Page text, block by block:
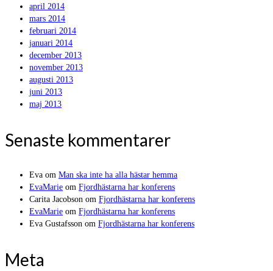
april 2014
mars 2014
februari 2014
januari 2014
december 2013
november 2013
augusti 2013
juni 2013
maj 2013
Senaste kommentarer
Eva om Man ska inte ha alla hästar hemma
EvaMarie om Fjordhästarna har konferens
Carita Jacobson om Fjordhästarna har konferens
EvaMarie om Fjordhästarna har konferens
Eva Gustafsson om Fjordhästarna har konferens
Meta